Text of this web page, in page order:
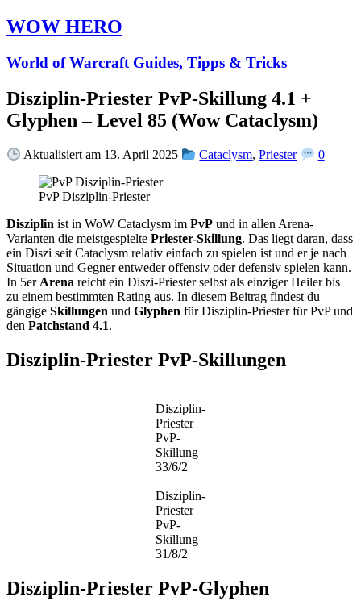
WOW HERO
World of Warcraft Guides, Tipps & Tricks
Disziplin-Priester PvP-Skillung 4.1 +
Glyphen – Level 85 (Wow Cataclysm)
Aktualisiert am 13. April 2025 Cataclysm,Priester 0
PvP Disziplin-Priester
Disziplin ist in WoW Cataclysm im PvP und in allen Arena-
Varianten die meistgespielte Priester-Skillung. Das liegt daran, dass
ein Diszi seit Cataclysm relativ einfach zu spielen ist und er je nach
Situation und Gegner entweder offensiv oder defensiv spielen kann.
In 5er Arena reicht ein Diszi-Priester selbst als einziger Heiler bis
zu einem bestimmten Rating aus. In diesem Beitrag findest du
gängige Skillungen und Glyphen für Disziplin-Priester für PvP und
den Patchstand 4.1.
Disziplin-Priester PvP-Skillungen
Disziplin-
Priester
PvP-
Skillung
33/6/2
Disziplin-
Priester
PvP-
Skillung
31/8/2
Disziplin-Priester PvP-Glyphen